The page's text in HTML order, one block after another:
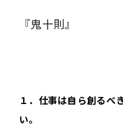
『鬼十則』
１．仕事は自ら創るべ
い。